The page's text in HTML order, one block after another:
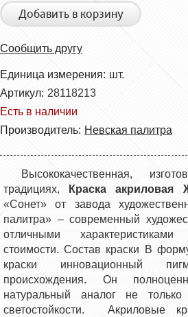
Добавить в корзину
Сообщить другу
Единица измерения: шт.
Артикул: 28118213
Есть в наличии
Производитель: Невская палитра
Высококачественная,
традициях,
Краска акриловая
«Сонет» от завода
палитра» – современный
отличными
стоимости. Состав краски В
краски инновационный
происхождения. Он
натуральный аналог не
светостойкости. Акриловые